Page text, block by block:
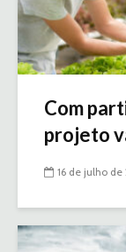
Com
projeto
16 de julho de